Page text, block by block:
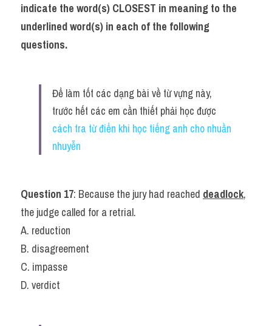
indicate the word(s) CLOSEST in meaning to the
underlined word(s) in each of the following
questions.
Để làm tốt các dạng bài về từ vựng này,
cách tra từ điển khi học tiếng anh cho nhuần
nhuyễn
Question 17: Because the jury had reached deadlock,
the judge called for a retrial.
A. reduction
B. disagreement
C. impasse
D. verdict